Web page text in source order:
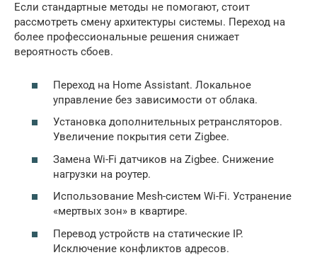
Если стандартные методы не помогают, стоит
рассмотреть смену архитектуры системы. Переход на
более профессиональные решения снижает
вероятность сбоев.
Переход на Home Assistant. Локальное
управление без зависимости от облака.
Установка дополнительных ретрансляторов.
Увеличение покрытия сети Zigbee.
Замена Wi-Fi датчиков на Zigbee. Снижение
нагрузки на роутер.
Использование Mesh-систем Wi-Fi. Устранение
«мертвых зон» в квартире.
Перевод устройств на статические IP.
Исключение конфликтов адресов.